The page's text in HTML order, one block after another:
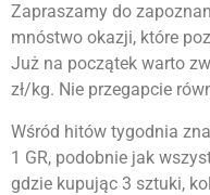
Zapraszamy do
mnóstwo okazji, które
Już na początek warto
zł/kg. Nie przegapcie
Wśród hitów tygodnia
1 GR, podobnie jak
gdzie kupując 3 sztuki,